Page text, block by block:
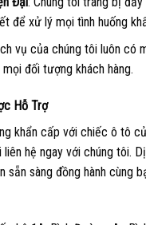
để xử lý mọi tình huống
vụ của chúng tôi luôn có
đối tượng khách hàng.
Hỗ Trợ
khẩn cấp với chiếc ô tô
liên hệ ngay với chúng tôi.
sẵn sàng đồng hành cùng